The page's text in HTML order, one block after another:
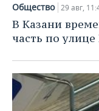
Общество 29 авг,
В Казани
часть по